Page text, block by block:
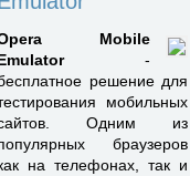
Mobile
-
решение для
мобильных
Одним из
браузеров
на телефонах, так и